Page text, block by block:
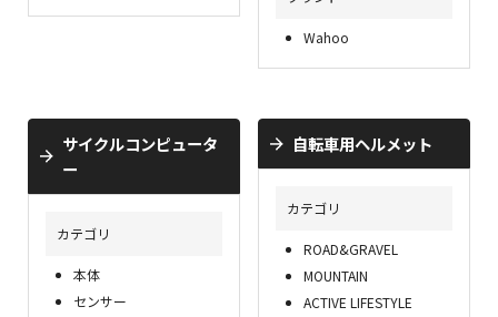
Wahoo
サイクルコンピュータ
ー
カテゴリ
本体
センサー
自転車用ヘルメット
カテゴリ
ROAD&GRAVEL
MOUNTAIN
ACTIVE LIFESTYLE